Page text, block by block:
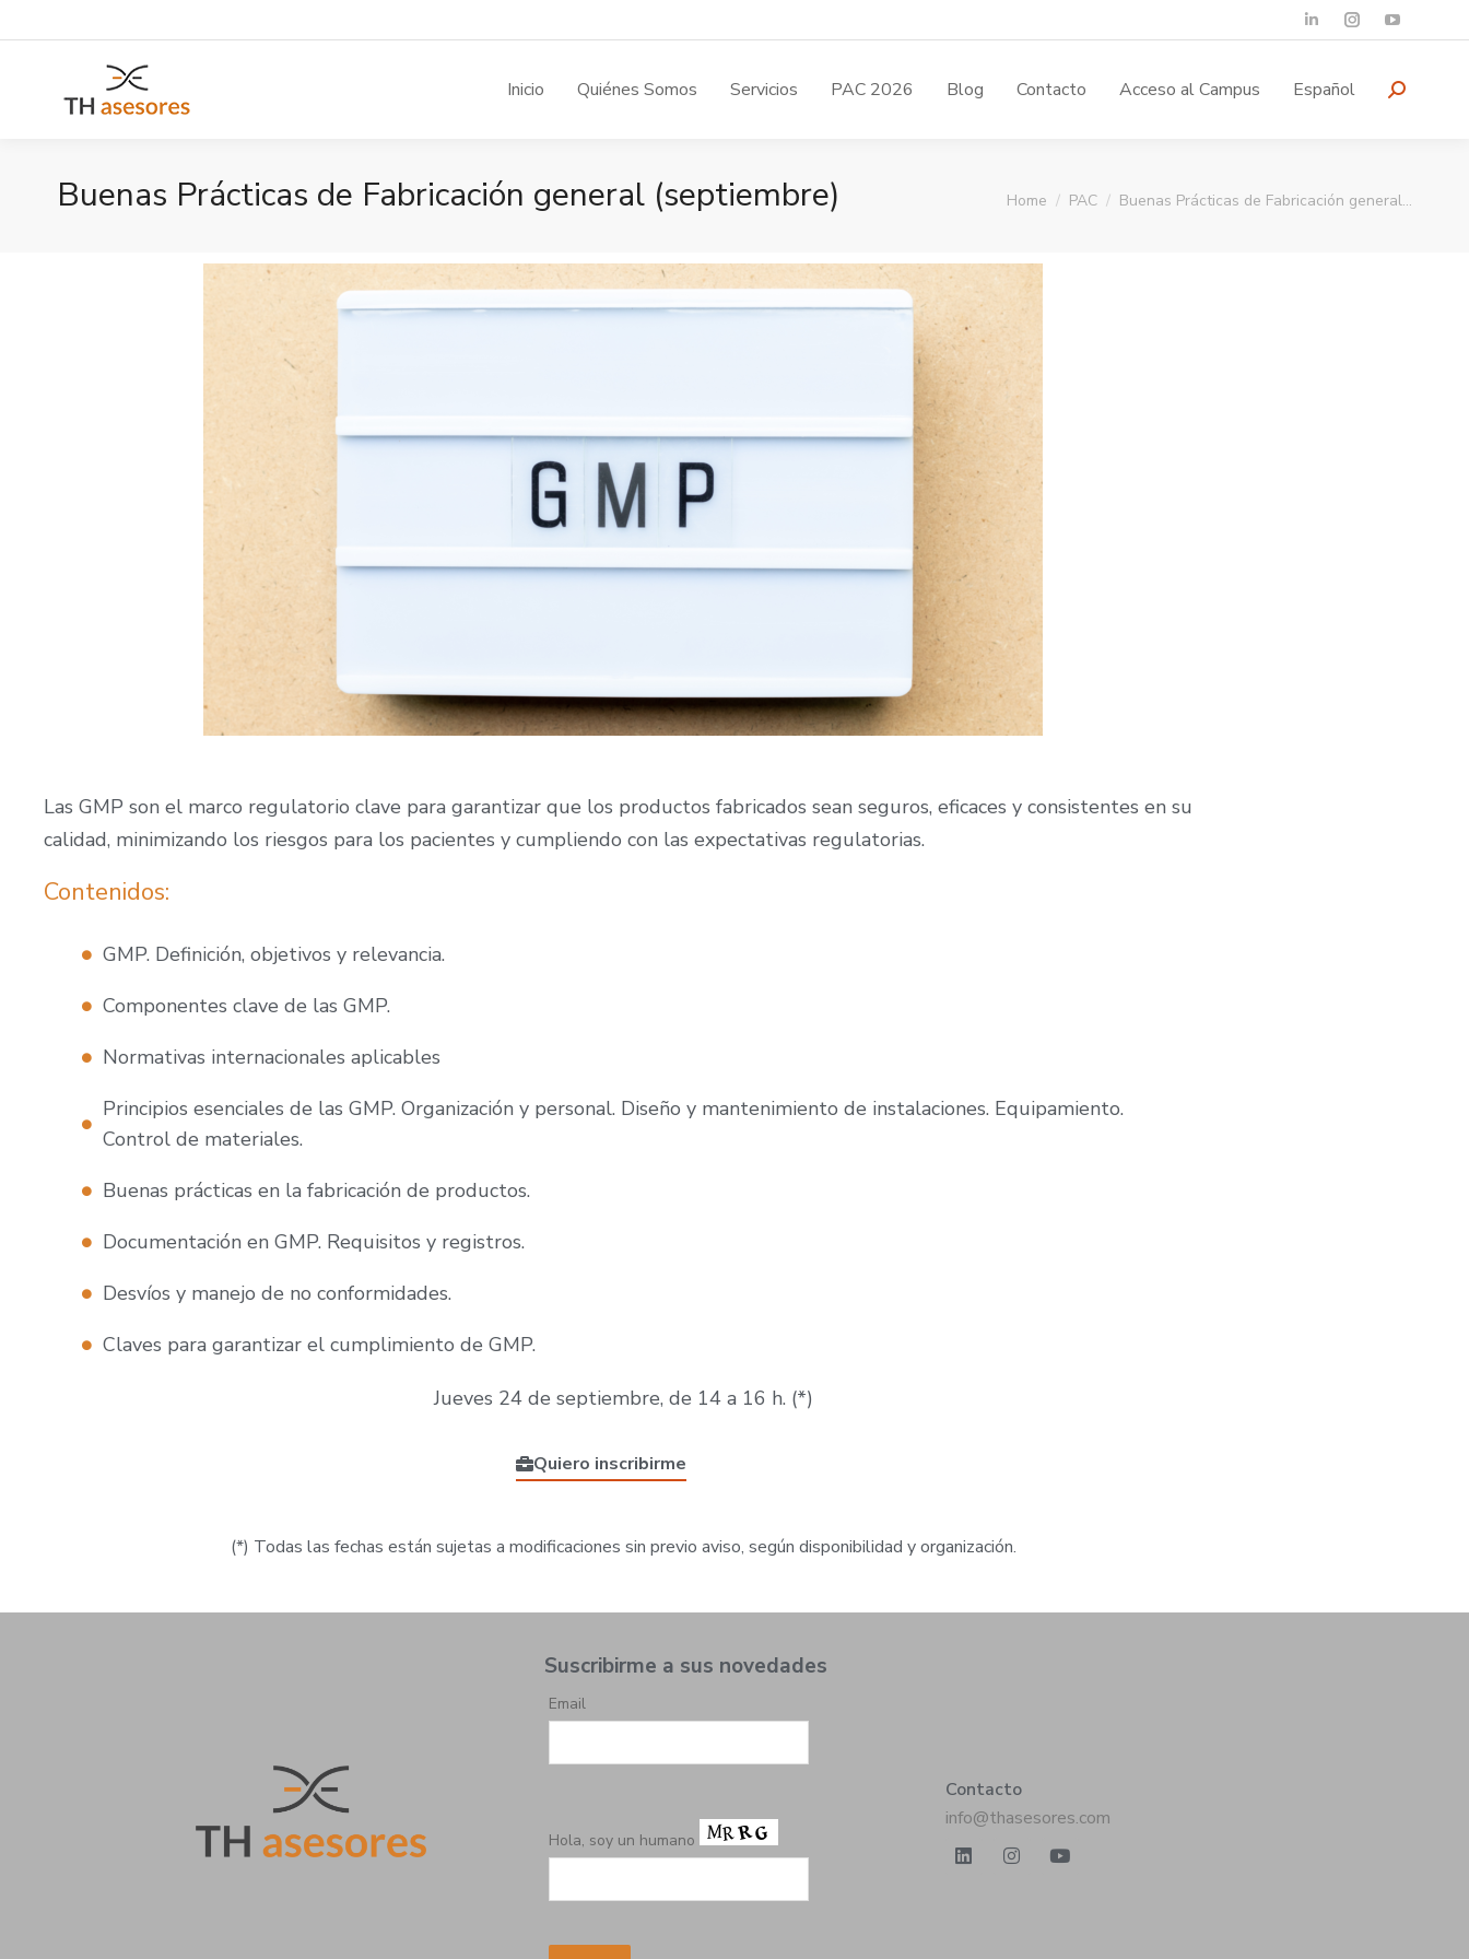
Inicio Quiénes Somos Servicios PAC 2026 Blog Contacto Acceso al Campus Español
Buenas Prácticas de Fabricación general (septiembre) You are here:
Home PAC Buenas Prácticas de Fabricación general…
Las GMP son el marco regulatorio clave para garantizar que los productos fabricados sean seguros, eficaces y consistentes en su
calidad, minimizando los riesgos para los pacientes y cumpliendo con las expectativas regulatorias.
Contenidos:
GMP. Definición, objetivos y relevancia. ​
Componentes clave de las GMP.
Normativas internacionales aplicables
Principios esenciales de las GMP. Organización y personal. Diseño y mantenimiento de instalaciones. Equipamiento.
Control de materiales.
Buenas prácticas en la fabricación de productos.
Documentación en GMP. Requisitos y registros.
Desvíos y manejo de no conformidades.
Claves para garantizar el cumplimiento de GMP.
Jueves 24 de septiembre, de 14 a 16 h. (*)
Quiero inscribirme
(*) Todas las fechas están sujetas a modificaciones sin previo aviso, según disponibilidad y organización.
Suscribirme a sus novedades
Email
Hola, soy un humano
Contacto
info@thasesores.com